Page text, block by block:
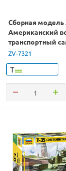
Сборная модель
Американский
транспортный
С-130Н
ZV-7321
Т